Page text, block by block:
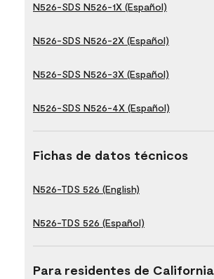
N526-SDS N526-1X (Español)
N526-SDS N526-2X (Español)
N526-SDS N526-3X (Español)
N526-SDS N526-4X (Español)
Fichas de datos técnicos
N526-TDS 526 (English)
N526-TDS 526 (Español)
Para residentes de California